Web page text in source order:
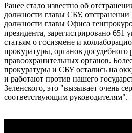
Ранее стало известно об
должности главы СБУ,
должности главы Офиса
президента, зарегистрировано 651
статьям о госизмене и
прокуратуры, органов досудебного
правоохранительных органов.
прокуратуры и СБУ остались на
и работают против нашего
Зеленского, это "вызывает очень
соответствующим руководителям".